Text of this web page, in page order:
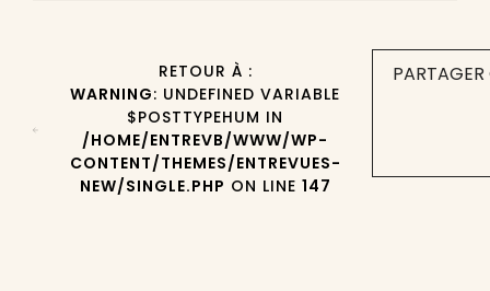
RETOUR À :
WARNING: UNDEFINED VARIABLE
$POSTTYPEHUM IN
/HOME/ENTREVB/WWW/WP-
CONTENT/THEMES/ENTREVUES-
NEW/SINGLE.PHP ON LINE 147